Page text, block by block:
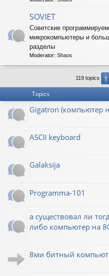
SOVIET
Советские
микрокомпьютеры и
разделы
Moderator: Shaos
119 topics 1
Topics
Gigatron (компьютер
ASCII keyboard
Galaksija
Programma-101
а существовал ли
либо компьютер на
8ми битный